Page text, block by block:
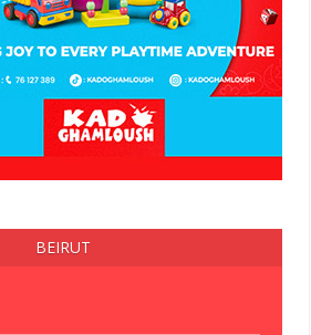
BEIRUT